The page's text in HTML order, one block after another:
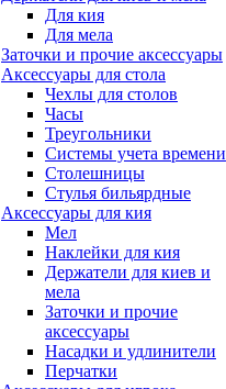
Для кия
Для мела
Заточки и прочие аксессуары
Аксессуары для стола
Чехлы для столов
Часы
Треугольники
Системы учета времени
Столешницы
Стулья бильярдные
Аксессуары для кия
Мел
Наклейки для кия
Держатели для киев и
мела
Заточки и прочие
аксессуары
Насадки и удлинители
Перчатки